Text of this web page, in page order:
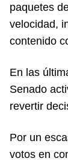
paquetes
velocidad,
contenido
En las
Senado
revertir
Por un
votos en